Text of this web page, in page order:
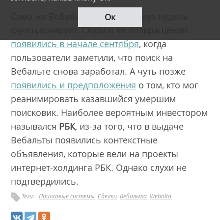
Сама же Вебальта уже около двух недель
функционирует. Слухи о ее возвращении
появились в начале сентября, когда
пользователи заметили, что поиск на
Вебальте снова заработал. А чуть позже
появились и предположения о том, кто мог
реанимировать казавшийся умершим
поисковик. Наиболее вероятным инвестором
назывался РБК, из-за того, что в выдаче
Вебальты появились контекстные
объявления, которые вели на проекты
интернет-холдинга РБК. Однако слухи не
подтвердились.
Теги: Поисковые системы Сделки Вебальта Webalta
Ок